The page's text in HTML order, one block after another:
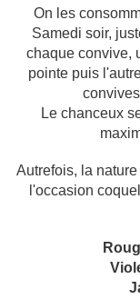
On les
Samedi soir,
chaque convive,
pointe puis
Le chanceux
Autrefois, la
l'occasion